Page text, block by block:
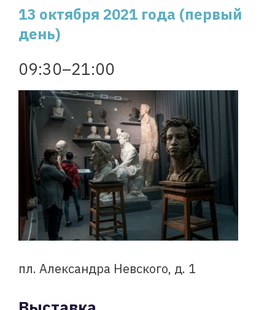
13 октября 2021 года (первый
день)
09:30–21:00
пл. Александра Невского, д. 1